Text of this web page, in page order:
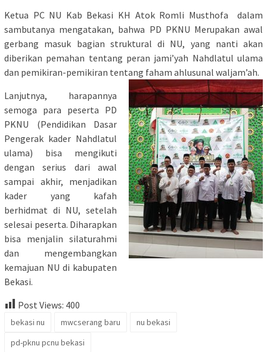
Ketua PC NU Kab Bekasi KH Atok Romli Musthofa dalam
sambutanya mengatakan, bahwa PD PKNU Merupakan awal
gerbang masuk bagian struktural di NU, yang nanti akan
diberikan pemahan tentang peran jami’yah Nahdlatul ulama
dan pemikiran-pemikiran tentang faham ahlusunal waljam’ah.
Lanjutnya, harapannya
semoga para peserta PD
PKNU (Pendidikan Dasar
Pengerak kader Nahdlatul
ulama) bisa mengikuti
dengan serius dari awal
sampai akhir, menjadikan
kader yang kafah
berhidmat di NU, setelah
selesai peserta. Diharapkan
bisa menjalin silaturahmi
dan mengembangkan
kemajuan NU di kabupaten
Bekasi.
Post Views: 400
bekasi nu mwcserang baru
nu bekasi
pd-pknu pcnu bekasi